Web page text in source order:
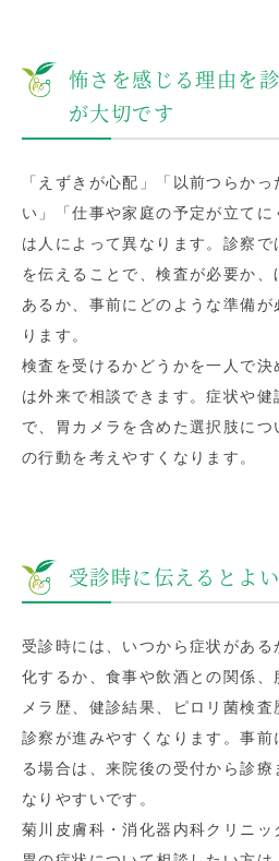
怖さを感じる理由を
が大切です
「えずきが心配」「以前つらか
い」「仕事や家庭の予定が立て
は人によって異なります。診察
を伝えることで、検査が必要か
あるか、事前にどのような準備
ります。
検査を受けるかどうかを一人で
は外来で相談できます。症状や健
で、胃カメラを含めた選択肢に
の行動を考えやすくなります。
受診時に伝えるとよ
受診時には、いつから症状があ
化するか、食事や飲酒との関係、
メラ歴、健診結果、ピロリ菌検
診察が進みやすくなります。事前
る場合は、来院後の受付から診
なりやすいです。
菊川皮膚科・消化器内科クリニッ